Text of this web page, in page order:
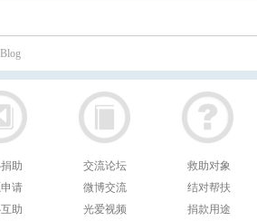
助
请
助
交流论坛
微博交流
光爱视频
救助对象
结对帮扶
捐款用途